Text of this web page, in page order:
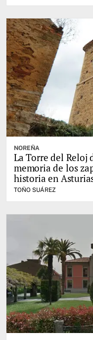
NOREÑA
La Torre del Reloj
memoria de los
historia en
TOÑO SUÁREZ